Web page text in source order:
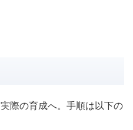
際の育成へ。手順は以下の